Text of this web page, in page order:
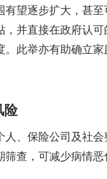
有望逐步扩大，甚
并直接在政府认
此举亦有助确立
险
、保险公司及社
查，可减少病情